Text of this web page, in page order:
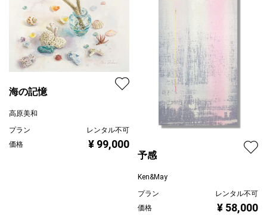
海の記憶
高原美和
プラン
レンタル不可
価格
¥ 99,000
予感
Ken&May
プラン
レンタル不可
価格
¥ 58,000